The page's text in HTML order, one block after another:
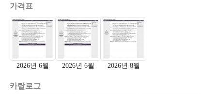
가격표
2026년 6월 2026년 6월 2026년 8월
카탈로그